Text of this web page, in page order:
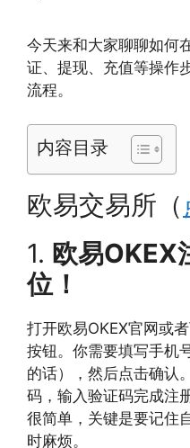
今天来和大家聊聊如何
证、提现、充值等操作
流程。
内容目录
欧易交易所（
1. 欧易
位！
打开欧易OKEX官网或
按钮。你需要填写手机
的话），然后点击确认
码，输入验证码完成注
很简单，关键是要记住
时麻烦。